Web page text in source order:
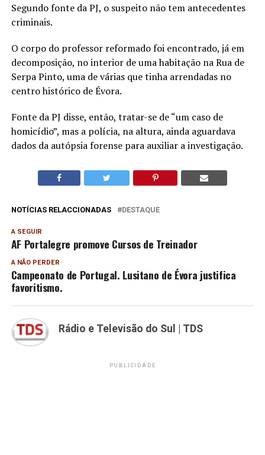
Segundo fonte da PJ, o suspeito não tem antecedentes
criminais.
O corpo do professor reformado foi encontrado, já em
decomposição, no interior de uma habitação na Rua de
Serpa Pinto, uma de várias que tinha arrendadas no
centro histórico de Évora.
Fonte da PJ disse, então, tratar-se de “um caso de
homicídio”, mas a polícia, na altura, ainda aguardava
dados da autópsia forense para auxiliar a investigação.
NOTÍCIAS RELACCIONADAS DESTAQUE
A SEGUIR
AF Portalegre promove Cursos de Treinador
A NÃO PERDER
Campeonato de Portugal. Lusitano de Évora justifica
favoritismo.
Rádio e Televisão do Sul | TDS
PUBLICIDADE